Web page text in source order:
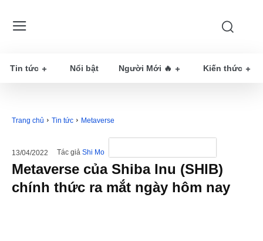
Tin tức Nổi bật Người Mới 🔥 Kiến thức
Trang chủ Tin tức Metaverse
13/04/2022 Tác giả Shi Mo
Metaverse của Shiba Inu (SHIB)
chính thức ra mắt ngày hôm nay